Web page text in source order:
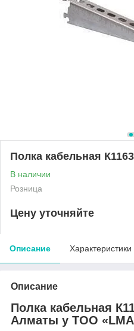
Полка кабельная К1163
В наличии
Розница
Цену уточняйте
Описание Характеристики
Описание
Полка кабельная
Алматы у ТОО